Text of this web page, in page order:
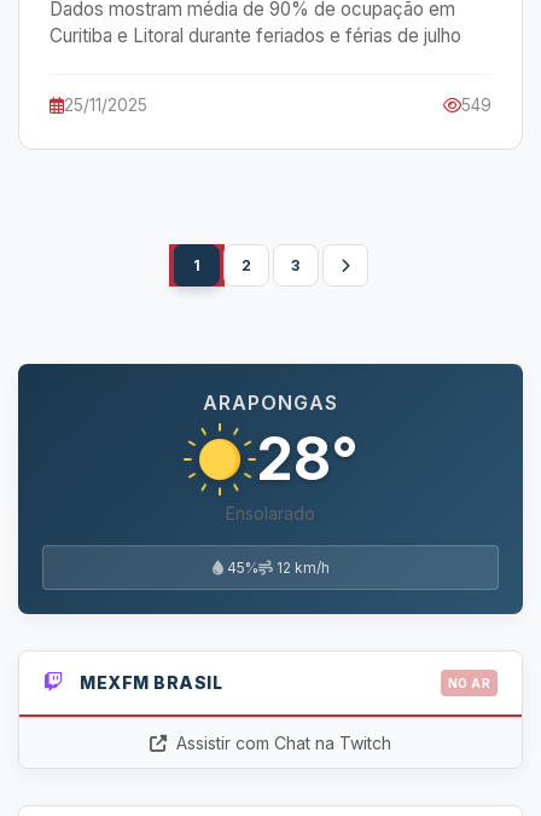
Dados mostram média de 90% de ocupação em
Curitiba e Litoral durante feriados e férias de julho
25/11/2025 549
1 2 3
ARAPONGAS
28°
Ensolarado
45% 12 km/h
MEXFM BRASIL NO AR
Assistir com Chat na Twitch